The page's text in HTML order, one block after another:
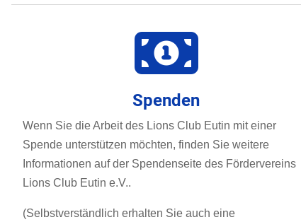
Spenden
Wenn Sie die Arbeit des Lions Club Eutin mit einer
Spende unterstützen möchten, finden Sie weitere
Informationen auf der Spendenseite des Fördervereins
Lions Club Eutin e.V..
(Selbstverständlich erhalten Sie auch eine